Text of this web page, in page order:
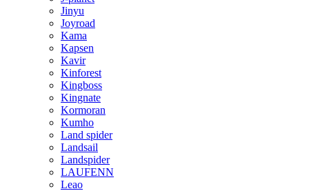
Jinyu
Joyroad
Kama
Kapsen
Kavir
Kinforest
Kingboss
Kingnate
Kormoran
Kumho
Land spider
Landsail
Landspider
LAUFENN
Leao